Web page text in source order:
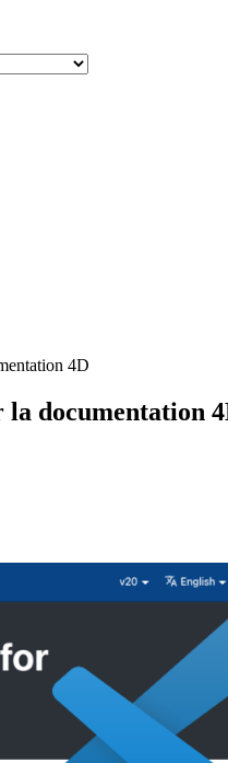
4D
la documentation